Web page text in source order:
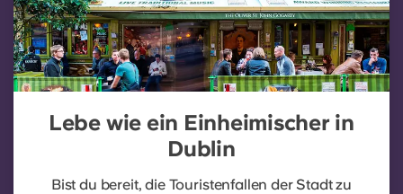
Lebe wie ein Einheimischer in
Dublin
Bist du bereit, die Touristenfallen der Stadt zu